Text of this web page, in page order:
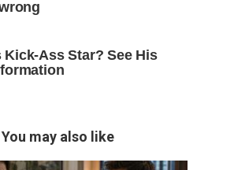
You may also like